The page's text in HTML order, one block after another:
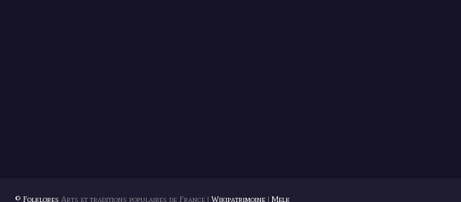
© Folklores Arts et traditions populaires de France | Wikipatrimoine | Melk